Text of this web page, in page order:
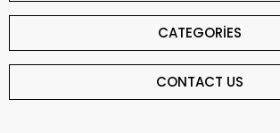
CATEGORİES
CONTACT US